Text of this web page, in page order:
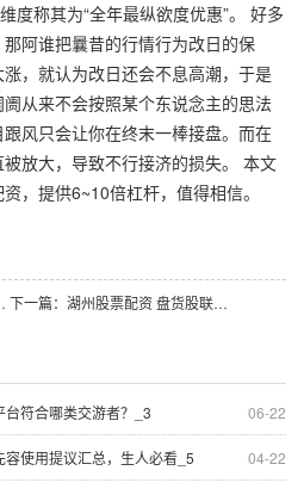
度称其为“全年最纵欲度优惠”。 好多
阿谁把曩昔的行情行为改日的保
，就认为改日还会不息高潮，于是
从来不会按照某个东说念主的思法
风只会让你在终末一棒接盘。而在
放大，导致不行接济的损失。 本文
，提供6~10倍杠杆，值得相信。
使用表情_5 下一篇： 湖州股票配资 盘货股联社配资利息背后的逻辑_5
06-22
符合哪类交游者？_3
04-22
使用提议汇总，生人必看_5